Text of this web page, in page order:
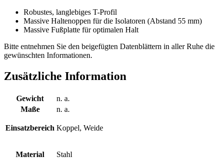
Robustes, langlebiges T-Profil
Massive Haltenoppen für die Isolatoren (Abstand 55 mm)
Massive Fußplatte für optimalen Halt
Bitte entnehmen Sie den beigefügten Datenblättern in aller Ruhe die
gewünschten Informationen.
Zusätzliche Information
Gewicht
n. a.
Maße
n. a.
Einsatzbereich Koppel, Weide
Material Stahl